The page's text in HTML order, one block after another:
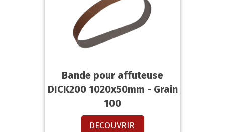
Bande pour affuteuse
DICK200 1020x50mm - Grain
100
DECOUVRIR